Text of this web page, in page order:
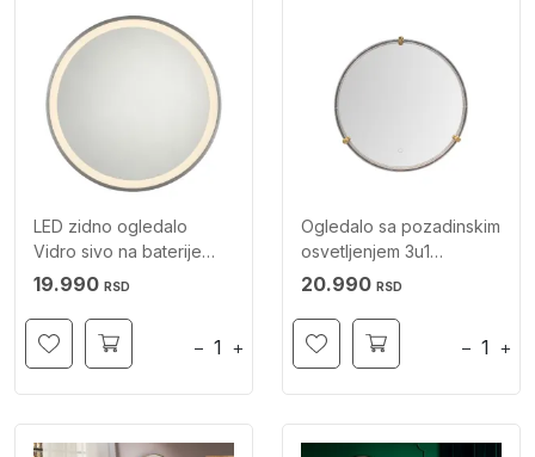
LED zidno ogledalo
Vidro sivo na baterije
PAUL NEUHAUS
19.990 RSD
− +
Ogledalo sa pozadinskim
osvetljenjem 3u1
dimabilno okruglo ZUMA
20.990 RSD
− +